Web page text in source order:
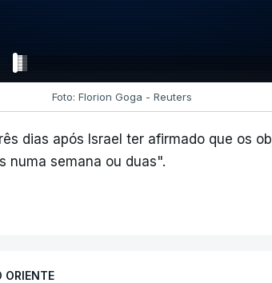
Foto: Florion Goga - Reuters
dias após Israel ter afirmado que os
numa semana ou duas".
ORIENTE